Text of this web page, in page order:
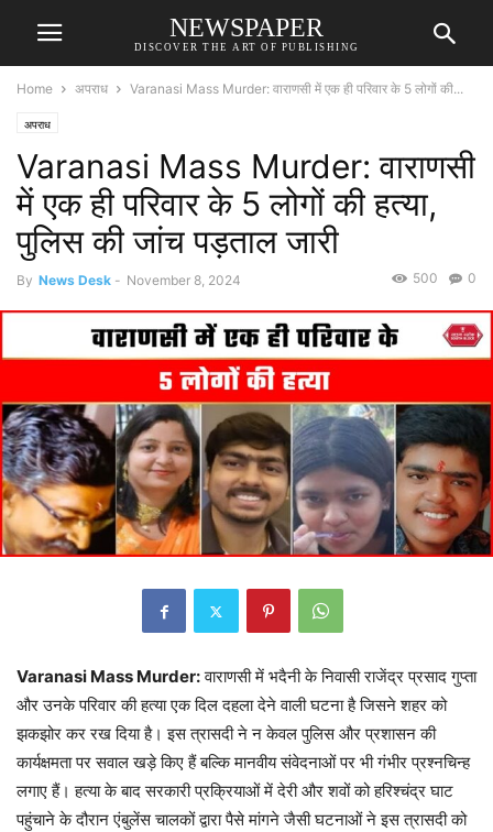
NEWSPAPER
DISCOVER THE ART OF PUBLISHING
Home अपराध Varanasi Mass Murder: वाराणसी में एक ही परिवार के 5 लोगों की...
अपराध
Varanasi Mass Murder: वाराणसी
में एक ही परिवार के 5 लोगों की हत्या,
पुलिस की जांच पड़ताल जारी
By News Desk - November 8, 2024 0
500
Varanasi Mass Murder:वाराणसी में भदैनी के निवासी राजेंद्र प्रसाद गुप्ता
और उनके परिवार की हत्या एक दिल दहला देने वाली घटना है जिसने शहर को
झकझोर कर रख दिया है। इस त्रासदी ने न केवल पुलिस और प्रशासन की
कार्यक्षमता पर सवाल खड़े किए हैं बल्कि मानवीय संवेदनाओं पर भी गंभीर प्रश्नचिन्ह
लगाए हैं। हत्या के बाद सरकारी प्रक्रियाओं में देरी और शवों को हरिश्चंद्र घाट
पहुंचाने के दौरान एंबुलेंस चालकों द्वारा पैसे मांगने जैसी घटनाओं ने इस त्रासदी को